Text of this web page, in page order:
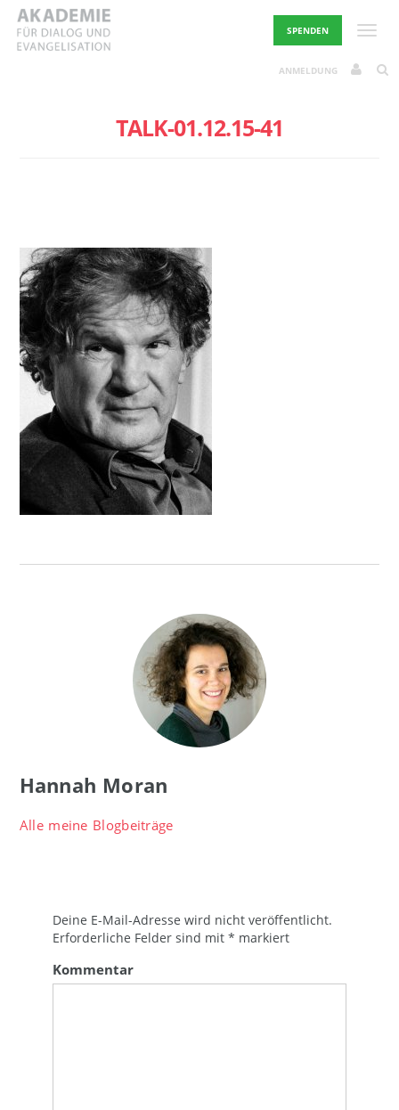
Skip
content
SPENDEN
ANMELDUNG
TALK-01.12.15-41
Hannah Moran
Alle meine Blogbeiträge
Deine E-Mail-Adresse wird nicht veröffentlicht.
Erforderliche Felder sind mit* markiert
Kommentar